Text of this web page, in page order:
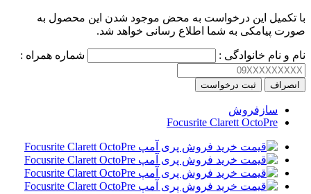
با تکمیل این درخواست به محض موجود شدن این محصول به
صورت پیامکی به شما اطلاع رسانی خواهد شد.
نام و نام خانوادگی : شماره همراه :
انصراف ثبت درخواست
سازفروش
Focusrite Clarett OctoPre